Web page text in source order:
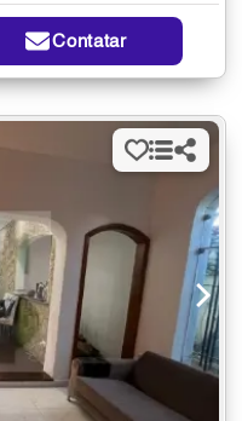
Contatar